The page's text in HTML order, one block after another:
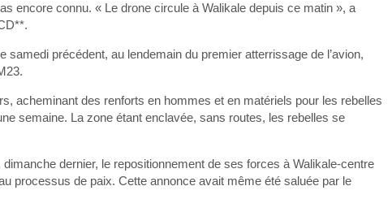
encore connu. « Le drone circule à Walikale depuis ce matin », a
samedi précédent, au lendemain du premier atterrissage de l’avion,
acheminant des renforts en hommes et en matériels pour les rebelles
semaine. La zone étant enclavée, sans routes, les rebelles se
dernier, le repositionnement de ses forces à Walikale-centre
processus de paix. Cette annonce avait même été saluée par le